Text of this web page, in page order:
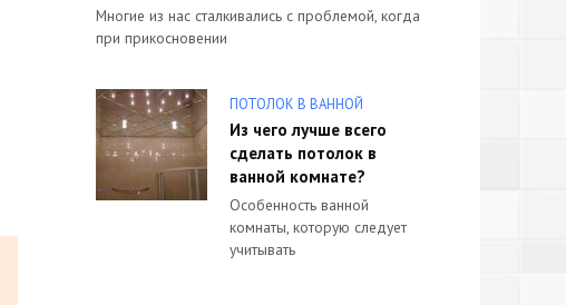
Многие из нас сталкивались с проблемой, когда
при прикосновении
ПОТОЛОК В ВАННОЙ
Из чего лучше всего
сделать потолок в
ванной комнате?
Особенность ванной
комнаты, которую следует
учитывать